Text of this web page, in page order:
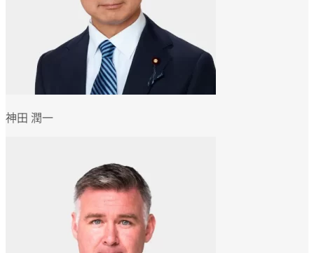
神田 潤一